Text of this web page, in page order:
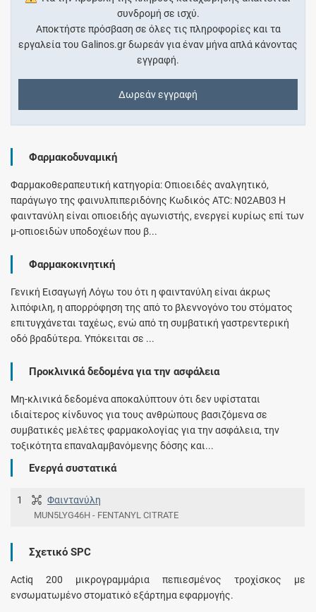
συνδρομή σε ισχύ.
Αποκτήστε πρόσβαση σε όλες τις πληροφορίες και τα
εργαλεία του Galinos.gr δωρεάν για έναν μήνα απλά κάνοντας
εγγραφή.
Δωρεάν εγγραφή
Φαρμακοδυναμική
Φαρμακοθεραπευτική κατηγορία: Οπιοειδές αναλγητικό,
παράγωγο της φαινυλπιπεριδόνης Κωδικός ATC: N02AB03 Η
φαιντανύλη είναι οπιοειδής αγωνιστής, ενεργεί κυρίως επί των
μ-οπιοειδών υποδοχέων που β...
Φαρμακοκινητική
Γενική Εισαγωγή Λόγω του ότι η φαιντανύλη είναι άκρως
λιπόφιλη, η απορρόφηση της από το βλεννογόνο του στόματος
επιτυγχάνεται ταχέως, ενώ από τη συμβατική γαστρεντερική
οδό βραδύτερα. Υπόκειται σε ...
Προκλινικά δεδομένα για την ασφάλεια
Μη-κλινικά δεδομένα αποκαλύπτουν ότι δεν υφίσταται
ιδιαίτερος κίνδυνος για τους ανθρώπους βασιζόμενα σε
συμβατικές μελέτες φαρμακολογίας για την ασφάλεια, την
τοξικότητα επαναλαμβανόμενης δόσης και...
Ενεργά συστατικά
1 Φαιντανύλη
MUN5LYG46H - FENTANYL CITRATE
Σχετικό SPC
Actiq 200 μικρογραμμάρια πεπιεσμένος τροχίσκος με
ενσωματωμένο στοματικό εξάρτημα εφαρμογής.